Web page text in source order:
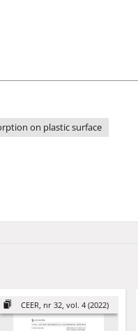
on plastic surface
CEER, nr 32, vol. 4 (2022)